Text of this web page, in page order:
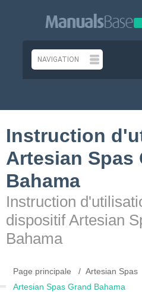
Instruction
Artesian Spas
Bahama
Instruction
dispositif Artesian
Bahama
Page principale Artesian Spas
Artesian Spas Grand Bahama